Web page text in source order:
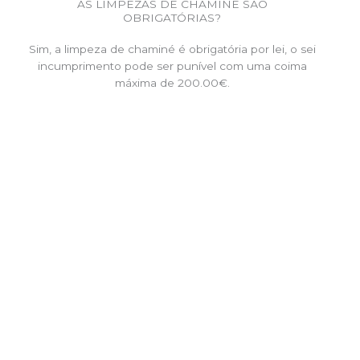
AS LIMPEZAS DE CHAMINÉ SÃO
OBRIGATÓRIAS?
Sim, a limpeza de chaminé é obrigatória por lei, o sei
incumprimento pode ser punível com uma coima
máxima de 200.00€.